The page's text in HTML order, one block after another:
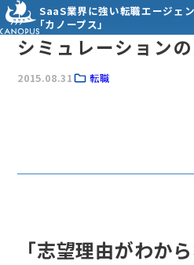
SaaS業界に強い転職エージェ
「カノープス」
シミュレーション
2015.08.31 転職
「志望理由がわから